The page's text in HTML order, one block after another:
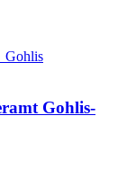
Gohlis-